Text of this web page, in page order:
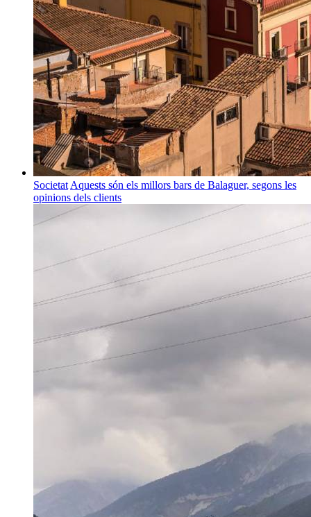
Societat Aquests són els millors bars de Balaguer, segons les
opinions dels clients